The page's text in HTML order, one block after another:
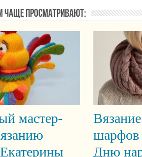
чаще просматривают:
мастер-
шарфов
Дню